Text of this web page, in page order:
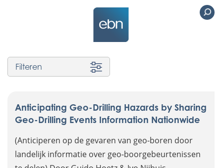
Filteren
Anticipating Geo-Drilling Hazards by Sharing
Geo-Drilling Events Information Nationwide
(Anticiperen op de gevaren van geo-boren door
landelijk informatie over geo-boorgebeurtenissen